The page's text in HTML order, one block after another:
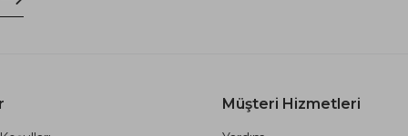
Müşteri Hizmetleri